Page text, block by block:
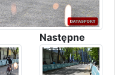
Następne